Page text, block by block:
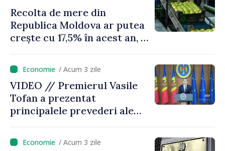
echilibrăm taxarea
consumului”
Recolta de mere din
Republica Moldova ar putea
crește cu 17,5% în acest an, în
este estimată în scădere
/ Acum 3 zile
VIDEO // Premierul Vasile
Tofan a prezentat
principalele prevederi ale
2027
/ Acum 3 zile